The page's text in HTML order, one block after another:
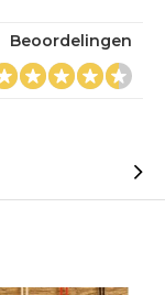
Beoordelingen